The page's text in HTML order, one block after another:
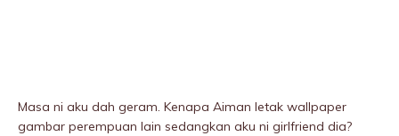
Masa ni aku dah geram. Kenapa Aiman letak wallpaper
gambar perempuan lain sedangkan aku ni girlfriend dia?